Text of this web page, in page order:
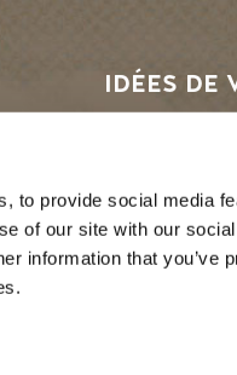
to provide social media
of our site with our
information that you’ve
IDÉES DE
Calendrier
Recherche